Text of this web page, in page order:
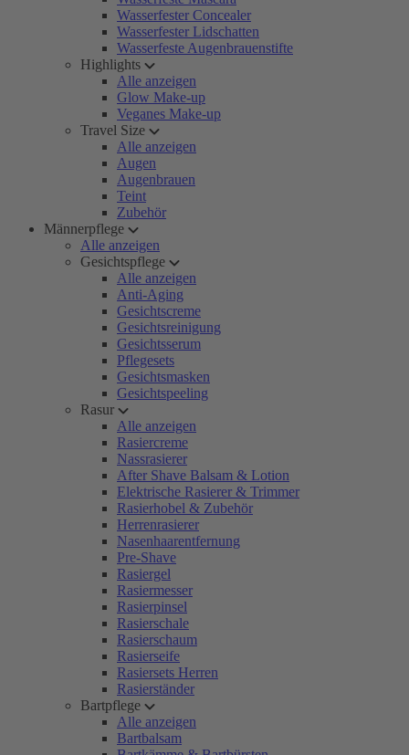
Wasserfester Concealer
Wasserfester Lidschatten
Wasserfeste Augenbrauenstifte
Highlights
Alle anzeigen
Glow Make-up
Veganes Make-up
Travel Size
Alle anzeigen
Augen
Augenbrauen
Teint
Zubehör
Männerpflege
Alle anzeigen
Gesichtspflege
Alle anzeigen
Anti-Aging
Gesichtscreme
Gesichtsreinigung
Gesichtsserum
Pflegesets
Gesichtsmasken
Gesichtspeeling
Rasur
Alle anzeigen
Rasiercreme
Nassrasierer
After Shave Balsam & Lotion
Elektrische Rasierer & Trimmer
Rasierhobel & Zubehör
Herrenrasierer
Nasenhaarentfernung
Pre-Shave
Rasiergel
Rasiermesser
Rasierpinsel
Rasierschale
Rasierschaum
Rasierseife
Rasiersets Herren
Rasierständer
Bartpflege
Alle anzeigen
Bartbalsam